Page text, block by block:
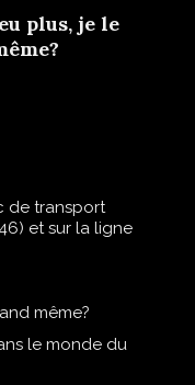
plus, je le
de transport
et sur la ligne
même?
le monde du